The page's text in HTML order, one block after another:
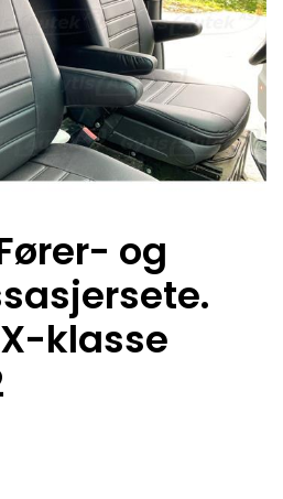
og
klasse